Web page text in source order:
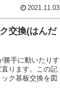
2021.11.03
交換(はんだ
勝手に動いたりす
ります。この記
ク基板交換を図